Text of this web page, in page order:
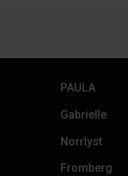
PAULA
Gabrielle
Norrlyst
Fromberg